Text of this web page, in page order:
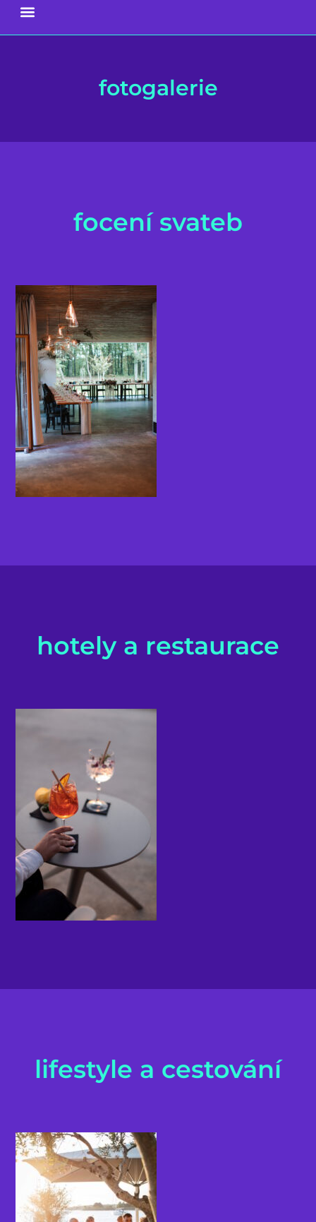
fotogalerie
focení svateb
hotely a restaurace
lifestyle a cestování